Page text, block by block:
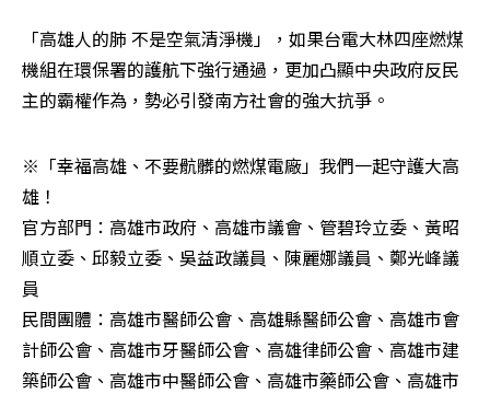
「高雄人的肺 不是空氣清淨機」，如果台電大林四座燃煤
機組在環保署的護航下強行通過，更加凸顯中央政府反民
主的霸權作為，勢必引發南方社會的強大抗爭。
※「幸福高雄、不要骯髒的燃煤電廠」我們一起守護大高
雄！
官方部門：高雄市政府、高雄市議會、管碧玲立委、黃昭
順立委、邱毅立委、吳益政議員、陳麗娜議員、鄭光峰議
員
民間團體：高雄市醫師公會、高雄縣醫師公會、高雄市會
計師公會、高雄市牙醫師公會、高雄律師公會、高雄市建
築師公會、高雄市中醫師公會、高雄市藥師公會、高雄市